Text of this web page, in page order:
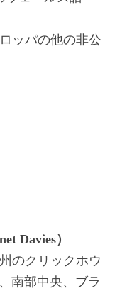
ッパの他の非公
Davies）
のクリックホウ
南部中央、ブラ